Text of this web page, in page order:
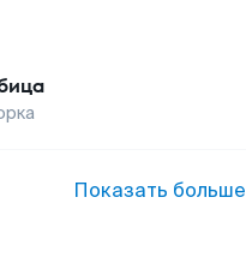
Показать